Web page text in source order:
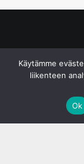
Käytämme
liikenteen
Ok